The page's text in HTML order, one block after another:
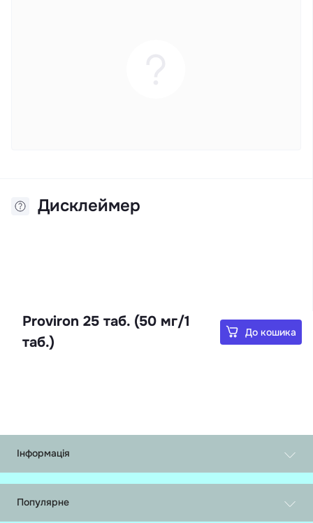
Дисклеймер
Proviron 25 таб. (50 мг/1
таб.)
До кошика
Інформація
Обмін і повернення
Про нас
Популярне